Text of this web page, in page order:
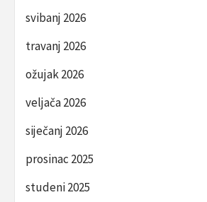
svibanj 2026
travanj 2026
ožujak 2026
veljača 2026
siječanj 2026
prosinac 2025
studeni 2025